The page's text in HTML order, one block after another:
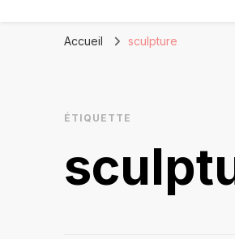
Accueil sculpture
ÉTIQUETTE